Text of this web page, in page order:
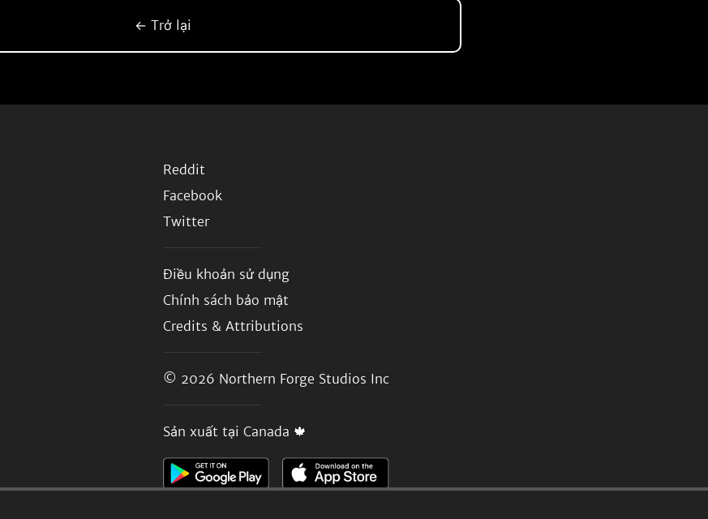
← Trở lại
Reddit
Facebook
Twitter
Điều khoản sử dụng
Chính sách bảo mật
Credits & Attributions
© 2026 Northern Forge Studios Inc
Sản xuất tại Canada 🍁